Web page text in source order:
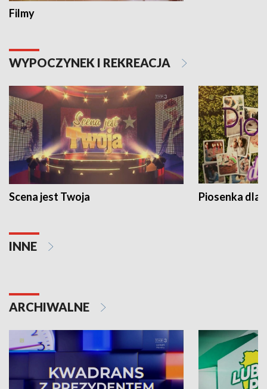
Filmy
WYPOCZYNEK I REKREACJA
Scena jest Twoja Piosenka dla
INNE
ARCHIWALNE